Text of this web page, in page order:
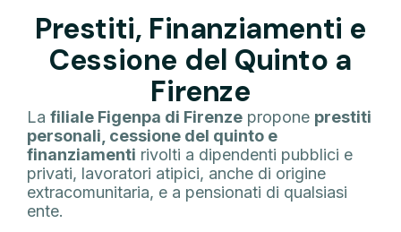
Prestiti, Finanziamenti e
Cessione del Quinto a
Firenze
La filiale Figenpa di Firenze propone prestiti
personali, cessione del quinto e
finanziamenti rivolti a dipendenti pubblici e
privati, lavoratori atipici, anche di origine
extracomunitaria, e a pensionati di qualsiasi
ente.